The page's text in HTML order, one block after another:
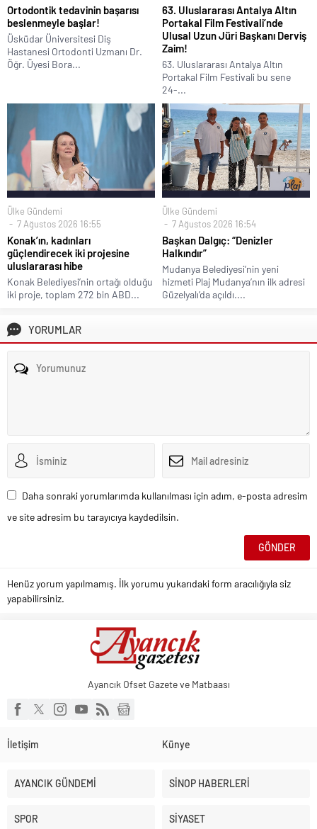
Ortodontik tedavinin başarısı
beslenmeyle başlar!
Üsküdar Üniversitesi Diş
Hastanesi Ortodonti Uzmanı Dr.
Öğr. Üyesi Bora...
63. Uluslararası Antalya Altın
Portakal Film Festivali’nde
Ulusal Uzun Jüri Başkanı Derviş
Zaim!
63. Uluslararası Antalya Altın
Portakal Film Festivali bu sene
24-...
Ülke Gündemi
7 Ağustos 2026 16:55
Konak’ın, kadınları
güçlendirecek iki projesine
uluslararası hibe
Konak Belediyesi’nin ortağı olduğu
iki proje, toplam 272 bin ABD...
Ülke Gündemi
7 Ağustos 2026 16:54
Başkan Dalgıç: “Denizler
Halkındır”
Mudanya Belediyesi’nin yeni
hizmeti Plaj Mudanya’nın ilk adresi
Güzelyalı’da açıldı....
YORUMLAR
Daha sonraki yorumlarımda kullanılması için adım, e-posta adresim
ve site adresim bu tarayıcıya kaydedilsin.
Henüz yorum yapılmamış. İlk yorumu yukarıdaki form aracılığıyla siz
yapabilirsiniz.
Ayancık Ofset Gazete ve Matbaası
İletişim Künye
AYANCIK GÜNDEMİ SİNOP HABERLERİ
SPOR SİYASET